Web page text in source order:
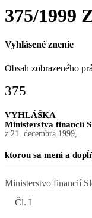
375/1999
Vyhlásené znenie
Obsah zobrazeného
375
VYHLÁŠKA
Ministerstva financií
z 21. decembra 1999,
ktorou sa mení a
Ministerstvo financií
Čl. I